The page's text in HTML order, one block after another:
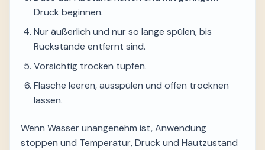
Druck beginnen.
Nur äußerlich und nur so lange spülen, bis
Rückstände entfernt sind.
Vorsichtig trocken tupfen.
Flasche leeren, ausspülen und offen trocknen
lassen.
Wenn Wasser unangenehm ist, Anwendung
stoppen und Temperatur, Druck und Hautzustand